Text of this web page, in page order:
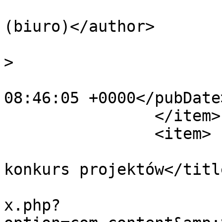
(biuro)</author>
>
08:46:05 +0000</
konkurs projektów</
x.php?